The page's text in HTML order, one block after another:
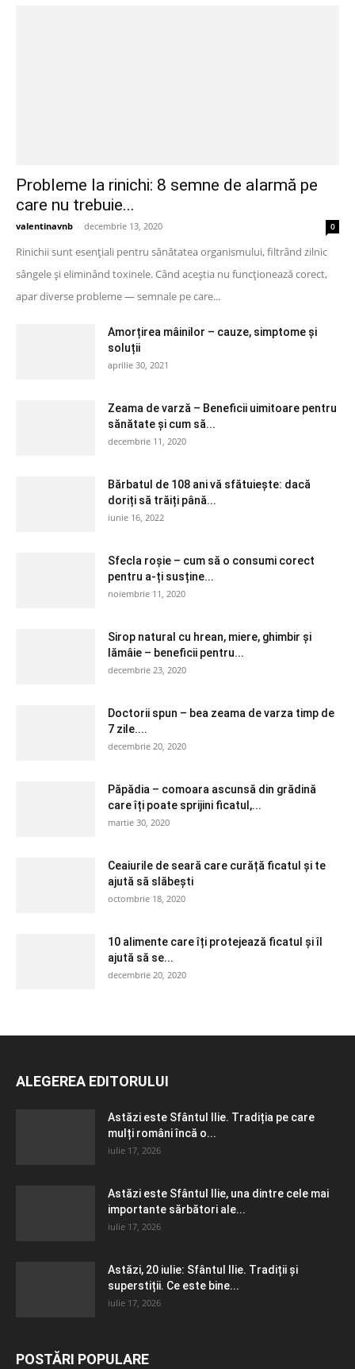
Probleme la rinichi: 8 semne de alarmă pe
care nu trebuie...
valentinavnb - decembrie 13, 2020 0
Rinichii sunt esențiali pentru sănătatea organismului, filtrând zilnic
sângele și eliminând toxinele. Când aceștia nu funcționează corect,
apar diverse probleme — semnale pe care...
Amorțirea mâinilor – cauze, simptome și
soluții
aprilie 30, 2021
Zeama de varză – Beneficii uimitoare pentru
sănătate și cum să...
decembrie 11, 2020
Bărbatul de 108 ani vă sfătuiește: dacă
doriți să trăiți până...
iunie 16, 2022
Sfecla roșie – cum să o consumi corect
pentru a-ți susține...
noiembrie 11, 2020
Sirop natural cu hrean, miere, ghimbir și
lămâie – beneficii pentru...
decembrie 23, 2020
Doctorii spun – bea zeama de varza timp de
7 zile....
decembrie 20, 2020
Păpădia – comoara ascunsă din grădină
care îți poate sprijini ficatul,...
martie 30, 2020
Ceaiurile de seară care curăță ficatul și te
ajută să slăbești
octombrie 18, 2020
10 alimente care îți protejează ficatul și îl
ajută să se...
decembrie 20, 2020
ALEGEREA EDITORULUI
Astăzi este Sfântul Ilie. Tradiția pe care
mulți români încă o...
iulie 17, 2026
Astăzi este Sfântul Ilie, una dintre cele mai
importante sărbători ale...
iulie 17, 2026
Astăzi, 20 iulie: Sfântul Ilie. Tradiții și
superstiții. Ce este bine...
iulie 17, 2026
POSTĂRI POPULARE